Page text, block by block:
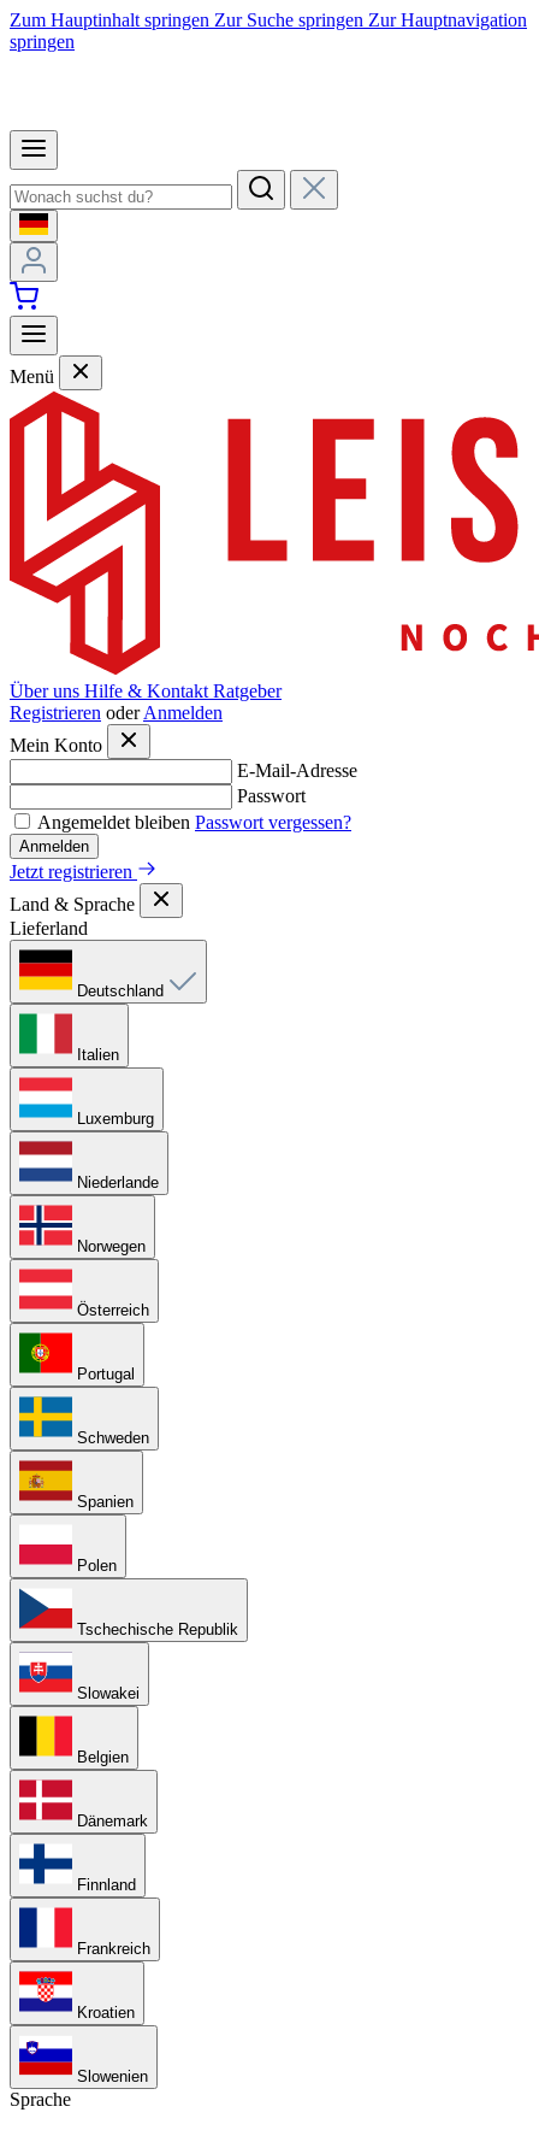
Zum Hauptinhalt springen Zur Suche springen Zur Hauptnavigation
springen
Menü
Über uns Hilfe & Kontakt Ratgeber
Registrieren oder Anmelden
Mein Konto
E-Mail-Adresse
Passwort
Angemeldet bleiben Passwort vergessen?
Anmelden
Jetzt registrieren
Land & Sprache
Lieferland
Deutschland
Italien
Luxemburg
Niederlande
Norwegen
Österreich
Portugal
Schweden
Spanien
Polen
Tschechische Republik
Slowakei
Belgien
Dänemark
Finnland
Frankreich
Kroatien
Slowenien
Sprache